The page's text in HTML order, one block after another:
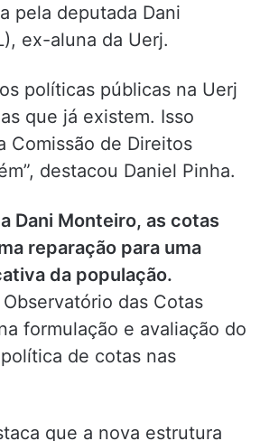
pela deputada Dani
ex-aluna da Uerj.
políticas públicas na Uerj
que já existem. Isso
Comissão de Direitos
destacou Daniel Pinha.
Dani Monteiro, as cotas
reparação para uma
da população.
das Cotas
formulação e avaliação do
de cotas nas
que a nova estrutura